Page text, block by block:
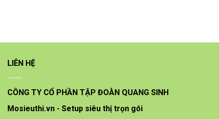
LIÊN HỆ
CÔNG TY CỔ PHẦN TẬP ĐOÀN QUANG SINH
Mosieuthi.vn - Setup siêu thị trọn gói